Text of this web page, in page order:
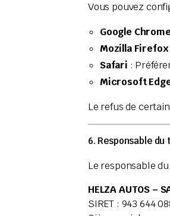
Vous pouvez
Google Chrome
Mozilla Firefox
Safari :
Microsoft
Le refus de
6. Responsable
Le responsable
HELZA AUTOS –
SIRET : 943 644